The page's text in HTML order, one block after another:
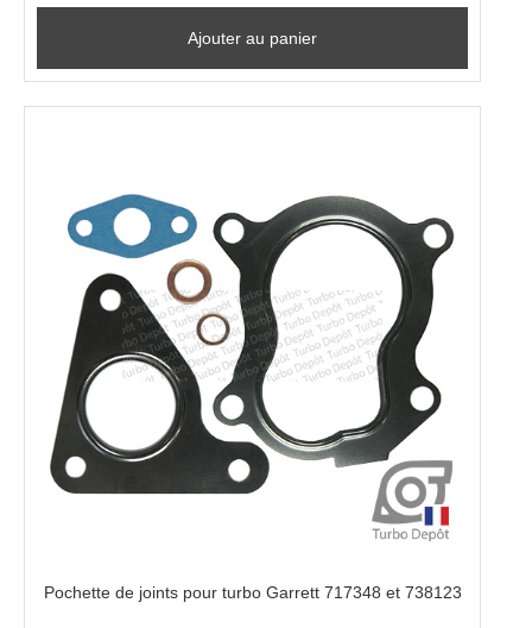
Ajouter au panier
Pochette de joints pour turbo Garrett 717348 et 738123